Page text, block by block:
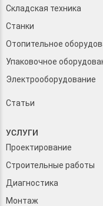
Складская техника
Станки
Отопительное
Упаковочное
Электрооборудование
Статьи
УСЛУГИ
Проектирование
Строительные работы
Диагностика
Монтаж